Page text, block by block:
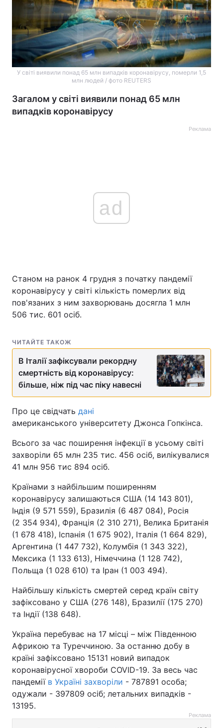
У світі виявили понад 65 млн випадків коронавірусу, померли 1,5
млн людей / фото REUTERS
Загалом у світі виявили понад 65 млн
випадків коронавірусу
Реклама
ad
Станом на ранок 4 грудня з початку пандемії
коронавірусу у світі кількість померлих від
пов'язаних з ним захворювань досягла 1 млн
506 тис. 601 осіб.
ЧИТАЙТЕ ТАКОЖ
В Італії зафіксували рекордну
смертність від коронавірусу:
більше, ніж під час піку навесні
Про це свідчать дані
американського університету Джонса Гопкінса.
Всього за час поширення інфекції в усьому світі
захворіли 65 млн 235 тис. 456 осіб, вилікувалися
41 млн 956 тис 894 осіб.
Країнами з найбільшим поширенням
коронавірусу залишаються США (14 143 801),
Індія (9 571 559), Бразилія (6 487 084), Росія
(2 354 934), Франція (2 310 271), Велика Британія
(1 678 418), Іспанія (1 675 902), Італія (1 664 829),
Аргентина (1 447 732), Колумбія (1 343 322),
Мексика (1 133 613), Німеччина (1 128 742),
Польща (1 028 610) та Іран (1 003 494).
Найбільшу кількість смертей серед країн світу
зафіксовано у США (276 148), Бразилії (175 270)
та Індії (138 648).
Україна перебуває на 17 місці – між Південною
Африкою та Туреччиною. За останню добу в
країні зафіксовано 15131 новий випадок
коронавірусної хвороби COVID-19. За весь час
пандемії в Україні захворіли - 787891 особа;
одужали - 397809 осіб; летальних випадків -
13195.
Реклама